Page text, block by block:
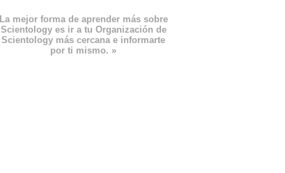
La mejor forma de aprender más sobre
Scientology es ir a tu Organización de
Scientology más cercana e informarte
por ti mismo. »